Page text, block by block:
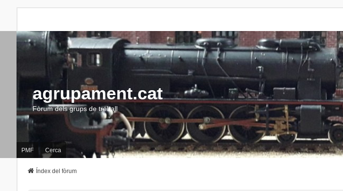
agrupament.cat
Fòrum dels grups de treball
PMF Cerca
Índex del fòrum